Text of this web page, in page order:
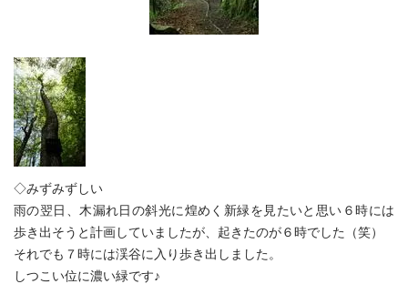
◇みずみずしい
雨の翌日、木漏れ日の斜光に煌めく新緑を見たいと思い６時には
歩き出そうと計画していましたが、起きたのが６時でした（笑）
それでも７時には渓谷に入り歩き出しました。
しつこい位に濃い緑です♪